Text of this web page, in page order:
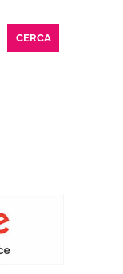
CERCA